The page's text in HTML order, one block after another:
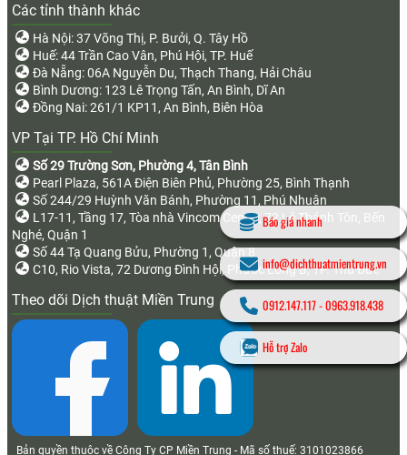
Các tỉnh thành khác
Hà Nội: 37 Võng Thị, P. Bưởi, Q. Tây Hồ
Huế: 44 Trần Cao Vân, Phú Hội, TP. Huế
Đà Nẵng: 06A Nguyễn Du, Thạch Thang, Hải Châu
Bình Dương: 123 Lê Trọng Tấn, An Bình, Dĩ An
Đồng Nai: 261/1 KP11, An Bình, Biên Hòa
VP Tại TP. Hồ Chí Minh
Số 29 Trường Sơn, Phường 4, Tân Bình
Pearl Plaza, 561A Điện Biên Phủ, Phường 25, Bình Thạnh
Số 244/29 Huỳnh Văn Bánh, Phường 11, Phú Nhuận
L17-11, Tầng 17, Tòa nhà Vincom Center, 72 Lê Thánh Tôn, Bến
Nghé, Quận 1
Số 44 Tạ Quang Bửu, Phường 1, Quận 8
C10, Rio Vista, 72 Dương Đình Hội, Phước Long B, TP. Thủ Đức
Theo dõi Dịch thuật Miền Trung
Bản quyền thuộc về Công Ty CP Miền Trung - Mã số thuế: 3101023866
Báo giá nhanh
info@dichthuatmientrung.vn
0912.147.117-0963.918.438
Hỗ trợ Zalo